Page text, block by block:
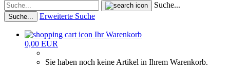
Suche...
Suche... Erweiterte Suche
Ihr Warenkorb
0,00 EUR
Sie haben noch keine Artikel in Ihrem Warenkorb.